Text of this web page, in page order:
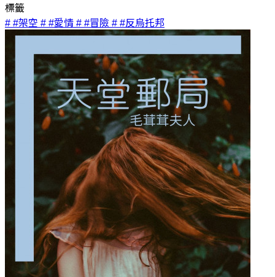
標籤
# #架空 # #愛情 # #冒險 # #反烏托邦